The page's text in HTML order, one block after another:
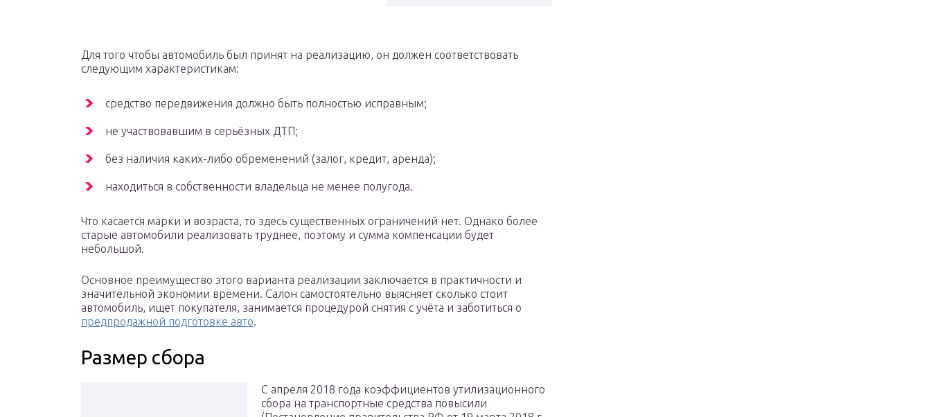
Для того чтобы автомобиль был принят на реализацию, он должен соответствовать
следующим характеристикам:
средство передвижения должно быть полностью исправным;
не участвовавшим в серьёзных ДТП;
без наличия каких-либо обременений (залог, кредит, аренда);
находиться в собственности владельца не менее полугода.
Что касается марки и возраста, то здесь существенных ограничений нет. Однако более
старые автомобили реализовать труднее, поэтому и сумма компенсации будет
небольшой.
Основное преимущество этого варианта реализации заключается в практичности и
значительной экономии времени. Салон самостоятельно выясняет сколько стоит
автомобиль, ищет покупателя, занимается процедурой снятия с учёта и заботиться о
предпродажной подготовке авто.
Размер сбора
С апреля 2018 года коэффициентов утилизационного
сбора на транспортные средства повысили